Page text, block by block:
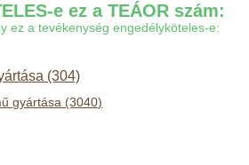
e ez a TEÁOR szám:
ez a tevékenység engedélyköteles-e:
(304)
gyártása (3040)